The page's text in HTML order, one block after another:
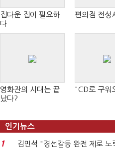
집다운 집이 필요하
다
편의점 전성
영화관의 시대는 끝
났다?
"CD로 구워
인기뉴스
1
김민석 "경선갈등 완전 제로